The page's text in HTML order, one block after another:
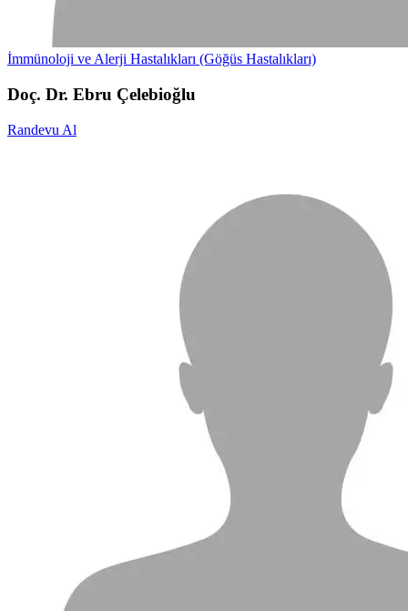
İmmünoloji ve Alerji Hastalıkları (Göğüs Hastalıkları)
Doç. Dr. Ebru Çelebioğlu
Randevu Al